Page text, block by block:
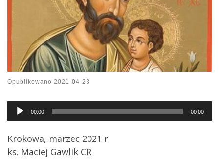
Opublikowano 2021-04-23
Audio
Player
00:00 00:00
Krokowa, marzec 2021 r.
ks. Maciej Gawlik CR